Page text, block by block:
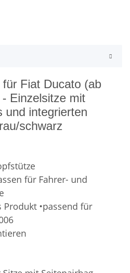
Fiat Ducato (ab
Einzelsitze mit
und integrierten
schwarz
für Fahrer- und
Produkt •passend für